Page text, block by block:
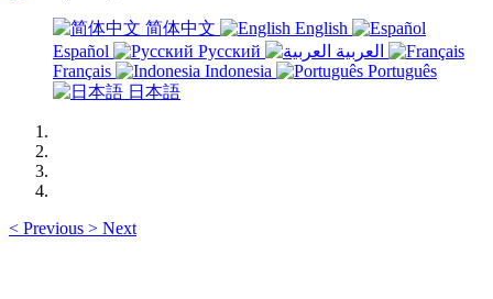
简体中文
English
Español
Русский
Français
Indonesia
Português
日本語
< Previous > Next